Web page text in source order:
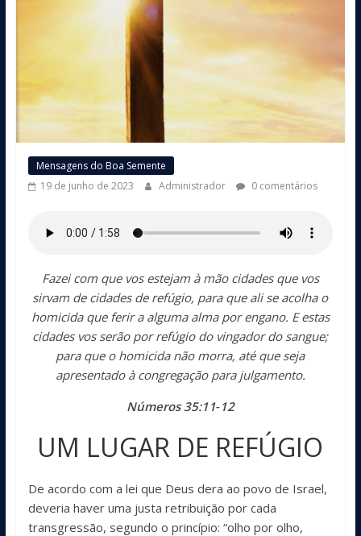
Mensagens do Boa Semente
19 de junho de 2023
Administrador 0 comentários
Fazei com que vos estejam à mão cidades que vos
sirvam de cidades de refúgio, para que ali se acolha o
homicida que ferir a alguma alma por engano. E estas
cidades vos serão por refúgio do vingador do sangue;
para que o homicida não morra, até que seja
apresentado à congregação para julgamento.
Números 35:11‑12
UM LUGAR DE REFÚGIO
De acordo com a lei que Deus dera ao povo de Israel,
deveria haver uma justa retribuição por cada
transgressão, segundo o princípio: “olho por olho,